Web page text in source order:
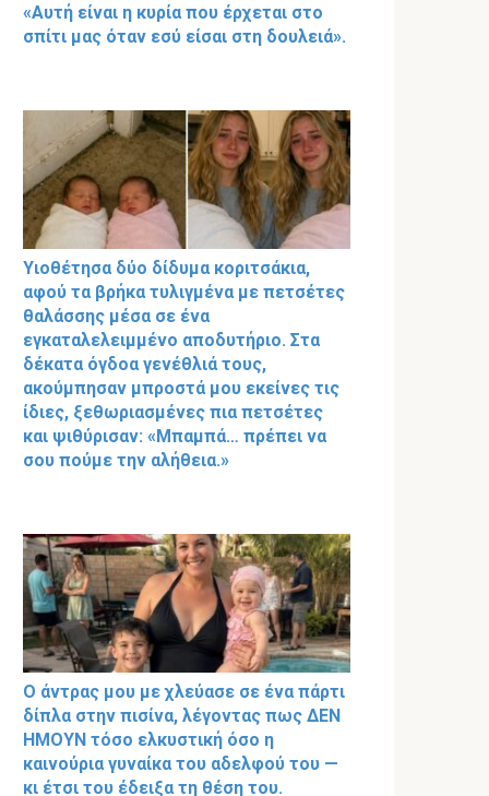
«Αυτή είναι η κυρία που έρχεται στο
σπίτι μας όταν εσύ είσαι στη δουλειά».
Υιοθέτησα δύο δίδυμα κοριτσάκια,
αφού τα βρήκα τυλιγμένα με πετσέτες
θαλάσσης μέσα σε ένα
εγκαταλελειμμένο αποδυτήριο. Στα
δέκατα όγδοα γενέθλιά τους,
ακούμπησαν μπροστά μου εκείνες τις
ίδιες, ξεθωριασμένες πια πετσέτες
και ψιθύρισαν: «Μπαμπά… πρέπει να
σου πούμε την αλήθεια.»
Ο άντρας μου με χλεύασε σε ένα πάρτι
δίπλα στην πισίνα, λέγοντας πως ΔΕΝ
ΗΜΟΥΝ τόσο ελκυστική όσο η
καινούρια γυναίκα του αδελφού του —
κι έτσι του έδειξα τη θέση του.